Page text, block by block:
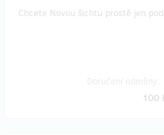
Chcete Novou šichtu prostě jen
100